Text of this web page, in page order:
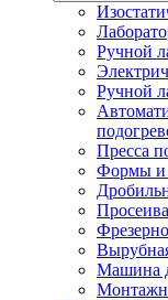
Ручной
Ручной
Пресса
Формы и
Машина